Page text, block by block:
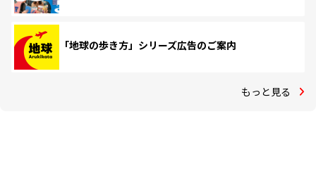
「地球の歩き方」シリーズ広告のご案内
もっと見る